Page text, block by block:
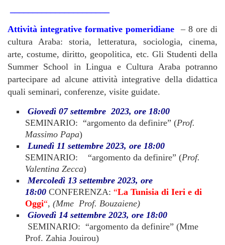
Attività integrative formative pomeridiane
– 8 ore di
cultura Araba: storia, letteratura, sociologia, cinema,
arte, costume, diritto, geopolitica, etc. Gli Studenti della
Summer School in Lingua e Cultura Araba potranno
partecipare ad alcune attività integrative della didattica
quali seminari, conferenze, visite guidate.
Giovedì 07 settembre 2023, ore 18:00
SEMINARIO: “argomento da definire” (Prof.
Massimo Papa)
Lunedì 11 settembre 2023, ore 18:00
SEMINARIO: “argomento da definire” (Prof.
Valentina Zecca)
Mercoledì 13 settembre 2023, ore
18:00 CONFERENZA: “La Tunisia di Ieri e di
Oggi“, (Mme Prof. Bouzaiene)
Giovedì 14 settembre 2023, ore 18:00
SEMINARIO: “argomento da definire” (Mme
Prof. Zahia Jouirou)